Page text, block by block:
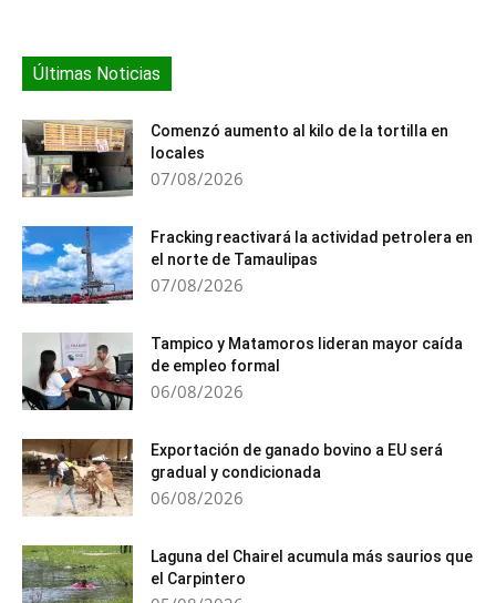
Últimas Noticias
Comenzó aumento al kilo de la tortilla en
locales
07/08/2026
Fracking reactivará la actividad petrolera en
el norte de Tamaulipas
07/08/2026
Tampico y Matamoros lideran mayor caída
de empleo formal
06/08/2026
Exportación de ganado bovino a EU será
gradual y condicionada
06/08/2026
Laguna del Chairel acumula más saurios que
el Carpintero